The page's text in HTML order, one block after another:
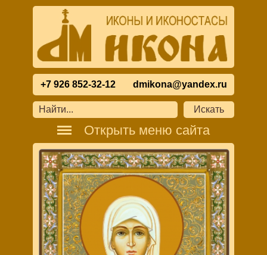
+7 926 852-32-12 dmikona@yandex.ru
Открыть меню сайта